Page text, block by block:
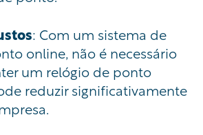
: Com um sistema de
online, não é necessário
um relógio de ponto
reduzir significativamente